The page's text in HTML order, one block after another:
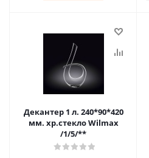
Декантер 1 л. 240*90*420
мм. хр.стекло Wilmax
/1/5/**